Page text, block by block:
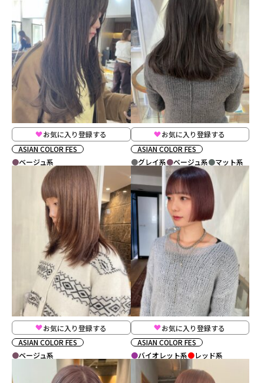
お気に入り登録する
ASIAN COLOR FES
ベージュ系
お気に入り登録する
ASIAN COLOR FES
グレイ系
ベージュ系 マット系
お気に入り登録する
ASIAN COLOR FES
ベージュ系
お気に入り登録する
ASIAN COLOR FES
バイオレット系
レッド系